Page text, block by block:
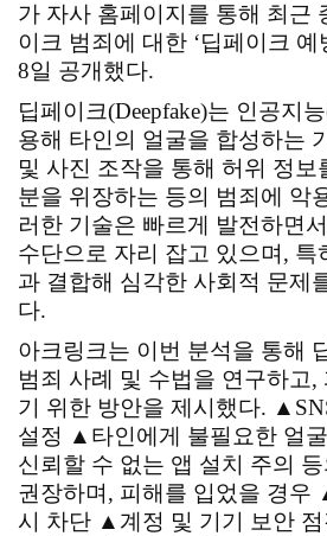
가 자사 홈페이지를 통해 최근
이크 범죄에 대한 ‘딥페이크 예
8일 공개했다.
딥페이크(Deepfake)는 인공지
용해 타인의 얼굴을 합성하는
및 사진 조작을 통해 허위 정보
분을 위장하는 등의 범죄에 악
러한 기술은 빠르게 발전하면
수단으로 자리 잡고 있으며, 특
과 결합해 심각한 사회적 문제
다.
아크링크는 이번 분석을 통해
범죄 사례 및 수법을 연구하고,
기 위한 방안을 제시했다.
설정 ▲타인에게 불필요한 얼
신뢰할 수 없는 앱 설치 주의
권장하며, 피해를 입었을 경우
시 차단 ▲계정 및 기기 보안